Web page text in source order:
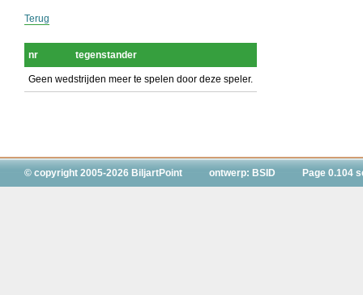
Terug
nr tegenstander
Geen wedstrijden meer te spelen door deze speler.
© copyright 2005-2026 BiljartPoint ontwerp: BSID Page 0.104